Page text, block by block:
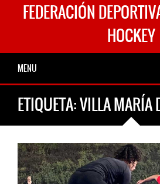
FEDERACIÓN
HOCKEY
MENU
ETIQUETA:VILLA MARÍA